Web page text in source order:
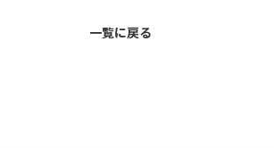
一覧に戻る